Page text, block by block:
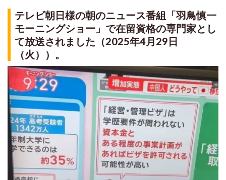
テレビ朝日様の朝のニュース番組「羽鳥慎一
モーニングショー」で在留資格の専門家とし
て放送されました（2025年4月29日
（火））。